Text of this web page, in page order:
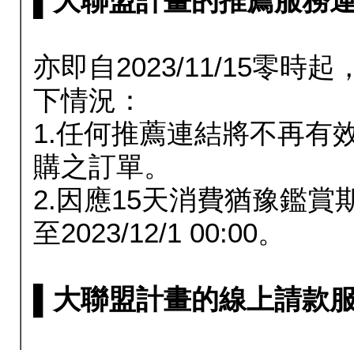
亦即自2023/11/15零時起
下情況：
1.任何推薦連結將不再有
購之訂單。
2.因應15天消費猶豫鑑賞
至2023/12/1 00:00。
▌大聯盟計畫的線上請款